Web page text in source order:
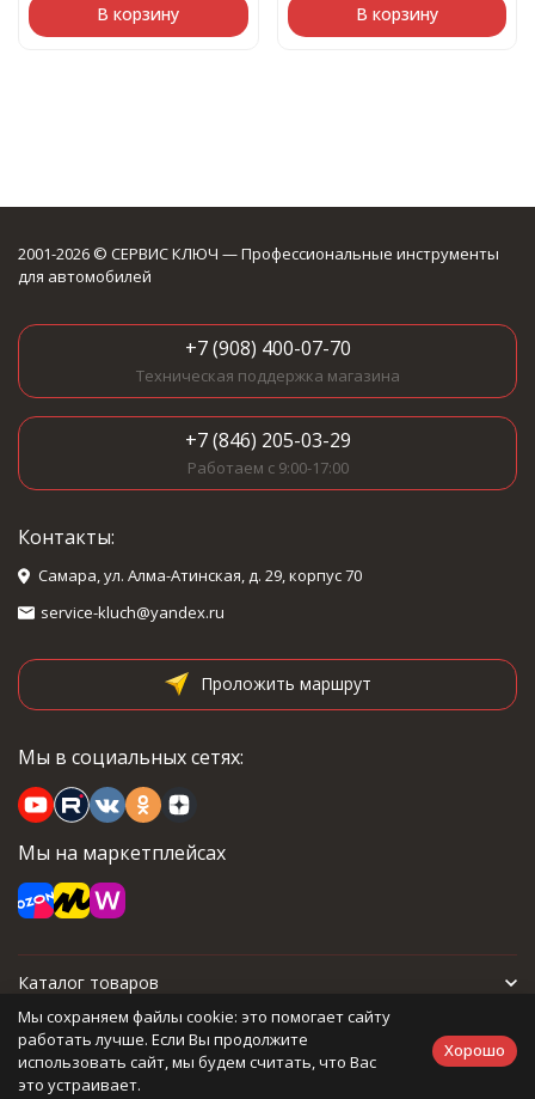
В корзину В корзину
2001-2026 © СЕРВИС КЛЮЧ — Профессиональные инструменты
для автомобилей
+7 (908) 400-07-70
Техническая поддержка магазина
+7 (846) 205-03-29
Работаем с 9:00-17:00
Контакты:
Самара, ул. Алма-Атинская, д. 29, корпус 70
service-kluch@yandex.ru
Проложить маршрут
Мы в социальных сетях:
Мы на маркетплейсах
Каталог товаров
Для покупателя
Мы сохраняем файлы cookie: это помогает сайту
работать лучше. Если Вы продолжите
использовать сайт, мы будем считать, что Вас
это устраивает.
Хорошо